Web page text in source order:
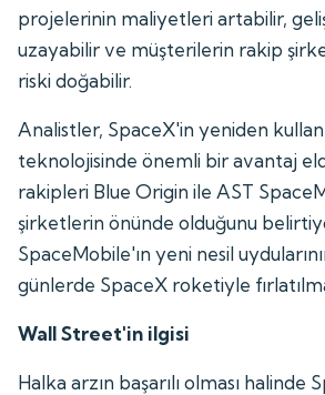
projelerinin maliyetleri artabilir,
uzayabilir ve müşterilerin rakip
riski doğabilir.
Analistler, SpaceX'in yeniden
teknolojisinde önemli bir avantaj
rakipleri Blue Origin ile AST
şirketlerin önünde olduğunu
SpaceMobile'ın yeni nesil
günlerde SpaceX roketiyle
Wall Street'in ilgisi
Halka arzın başarılı olması halinde